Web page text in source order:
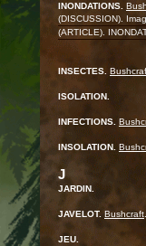
INONDATIONS.
(DISCUSSION).
(ARTICLE).
INSECTES.
ISOLATION.
INFECTIONS.
INSOLATION.
J
JARDIN.
JAVELOT. Bushcraft
JEU.